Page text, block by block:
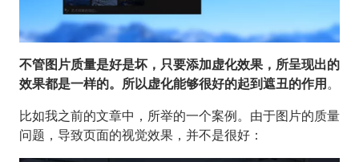
不管图片质量是好是坏，只要添加虚化效果，所呈现出的
效果都是一样的。所以虚化能够很好的起到遮丑的作用 。
比如我之前的文章中，所举的一个案例。由于图片的质量
问题，导致页面的视觉效果，并不是很好：